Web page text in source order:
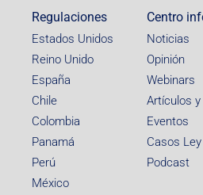
Regulaciones
Estados Unidos
Reino Unido
España
Chile
Colombia
Panamá
Perú
México
Centro
Noticias
Opinión
Webinars
Artículos y
Eventos
Casos
Podcast